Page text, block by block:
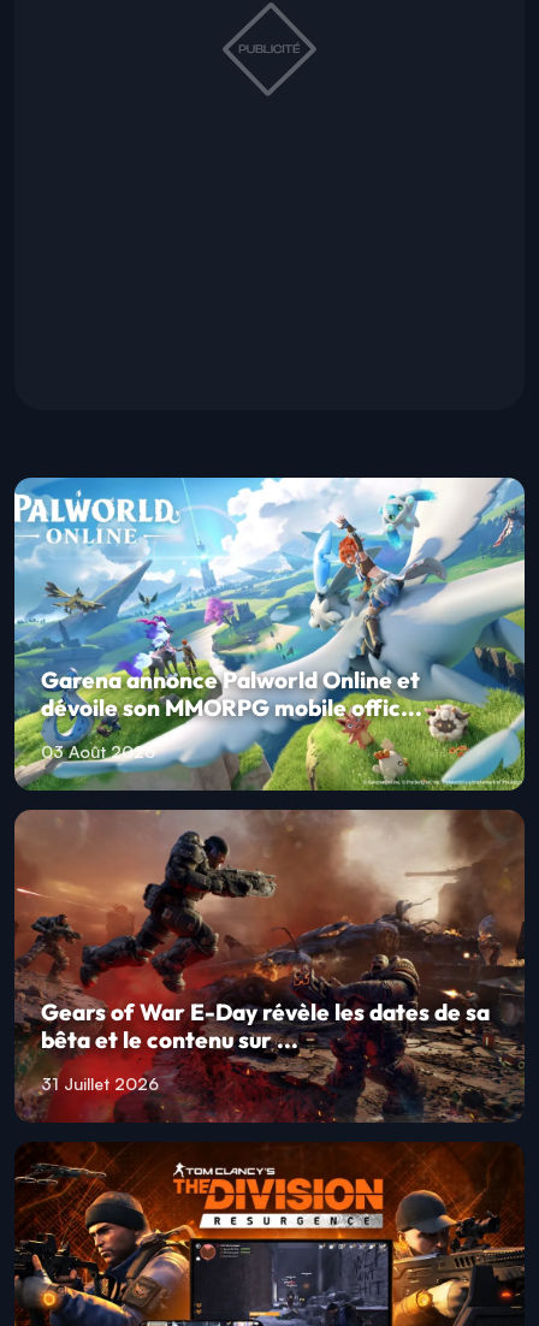
Garena annonce Palworld Online et
dévoile son MMORPG mobile offic...
03 Août 2026
Gears of War E-Day révèle les dates de sa
bêta et le contenu sur ...
31 Juillet 2026